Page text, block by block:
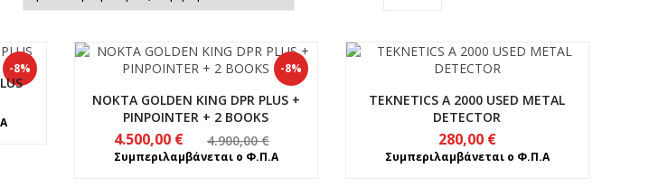
-8% -8%
NOKTA GOLDEN KING DPR PLUS +
PINPOINTER + 2 BOOKS
4.900,00€
Original
price
4.500,00 €
τρέχουσα
Συμπεριλαμβάνεται ο Φ.Π.Α
TEKNETICS A 2000 USED METAL
DETECTOR
280,00 €
Συμπεριλαμβάνεται ο Φ.Π.Α